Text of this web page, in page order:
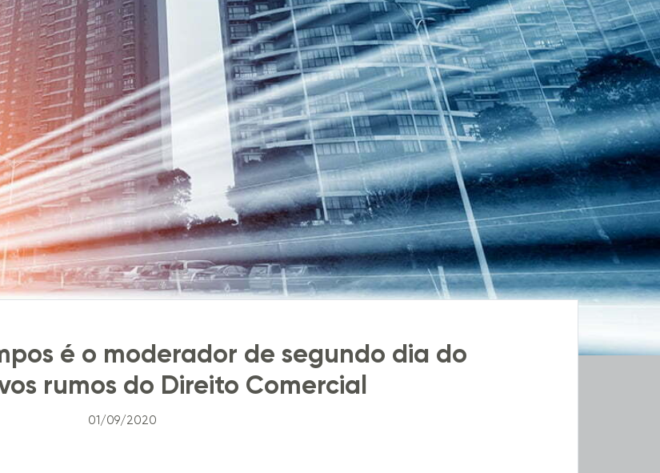
é o moderador de segundo dia do
rumos do Direito Comercial
01/09/2020